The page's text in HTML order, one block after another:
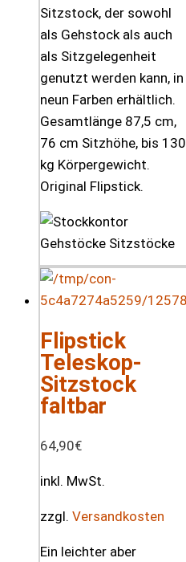
Sitzstock, der sowohl
als Gehstock als auch
als Sitzgelegenheit
genutzt werden kann, in
neun Farben erhältlich.
Gesamtlänge 87,5 cm,
76 cm Sitzhöhe, bis 130
kg Körpergewicht.
Original Flipstick.
Flipstick
Teleskop-
Sitzstock
faltbar
64,90€
inkl. MwSt.
zzgl. Versandkosten
Ein leichter aber